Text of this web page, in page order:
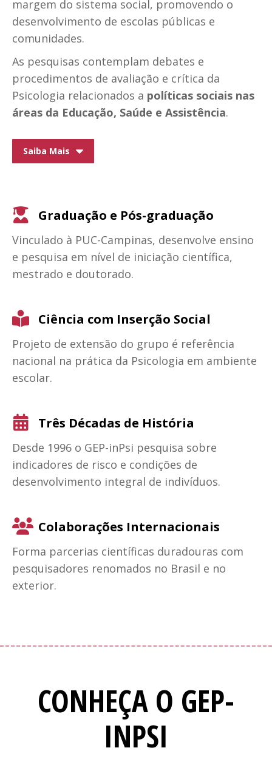
margem do sistema social, promovendo o
desenvolvimento de escolas públicas e
comunidades.
As pesquisas contemplam debates e
procedimentos de avaliação e crítica da
Psicologia relacionados a políticas sociais nas
áreas da Educação, Saúde e Assistência.
Saiba Mais
Graduação e Pós-graduação
Vinculado à PUC-Campinas, desenvolve ensino
e pesquisa em nível de iniciação científica,
mestrado e doutorado.
Ciência com Inserção Social
Projeto de extensão do grupo é referência
nacional na prática da Psicologia em ambiente
escolar.
Três Décadas de História
Desde 1996 o GEP-inPsi pesquisa sobre
indicadores de risco e condições de
desenvolvimento integral de indivíduos.
Colaborações Internacionais
Forma parcerias científicas duradouras com
pesquisadores renomados no Brasil e no
exterior.
CONHEÇA O GEP-
INPSI